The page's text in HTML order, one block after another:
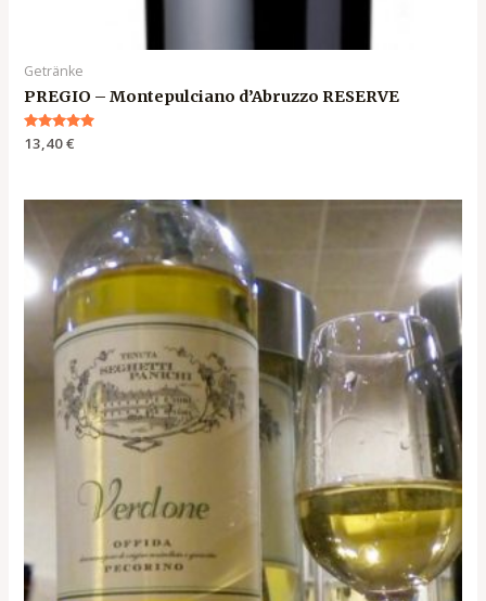
Getränke
PREGIO – Montepulciano d’Abruzzo RESERVE
Bewertet
mit
13,40€